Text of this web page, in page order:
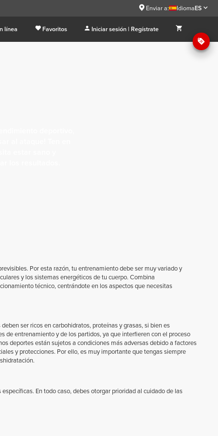
Enviar a: IdiomaES
línea Favoritos Iniciar sesión | Regístrate
Por esta razón, tu entrenamiento debe ser muy variado y
y los sistemas energéticos de tu cuerpo. Combina
técnico, centrándote en los aspectos que necesitas
ser ricos en carbohidratos, proteínas y grasas, si bien es
de entrenamiento y de los partidos, ya que interfieren con el proceso
deportes están sujetos a condiciones más adversas debido a factores
y protecciones. Por ello, es muy importante que tengas siempre
En todo caso, debes otorgar prioridad al cuidado de las